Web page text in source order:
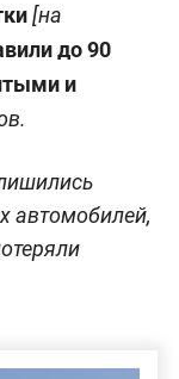
[на
до 90
и
автомобилей,